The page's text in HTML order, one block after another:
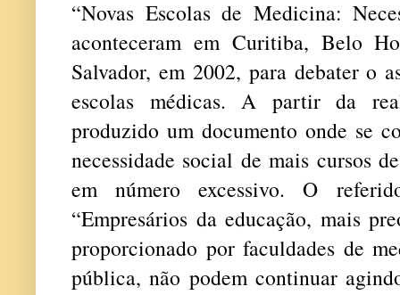
“Novas Escolas de Medicina:
aconteceram em Curitiba, Belo
Salvador, em 2002, para debater o
escolas médicas. A partir da
produzido um documento onde se
necessidade social de mais cursos
em número excessivo. O
“Empresários da educação, mais
proporcionado por faculdades de
pública, não podem continuar